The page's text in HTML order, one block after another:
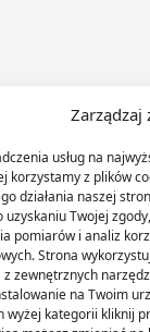
usług na
korzystamy z plików
działania naszej
uzyskaniu Twojej
pomiarów i analiz
Strona
z zewnętrznych
na Twoim
wyżej kategorii kliknij